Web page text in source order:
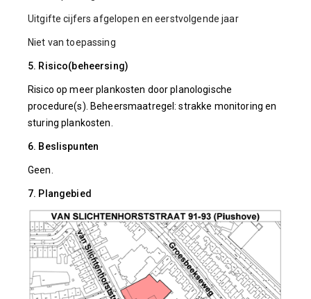
Uitgifte cijfers afgelopen en eerstvolgende jaar
Niet van toepassing
5. Risico(beheersing)
Risico op meer plankosten door planologische
procedure(s). Beheersmaatregel: strakke monitoring en
sturing plankosten.
6. Beslispunten
Geen.
7. Plangebied